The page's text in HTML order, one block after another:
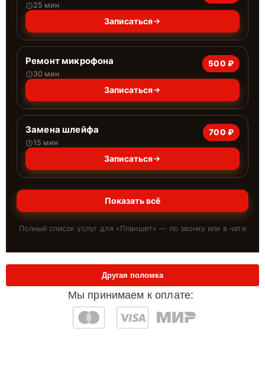
25 мин
Записаться
Ремонт микрофона
30 мин
500 ₽
Записаться
Замена шлейфа
15 мин
700 ₽
Записаться
Показать всё
Полный список услуг для «Планшет» — по звонку или в чате
Мы принимаем к оплате:
Другая поломка